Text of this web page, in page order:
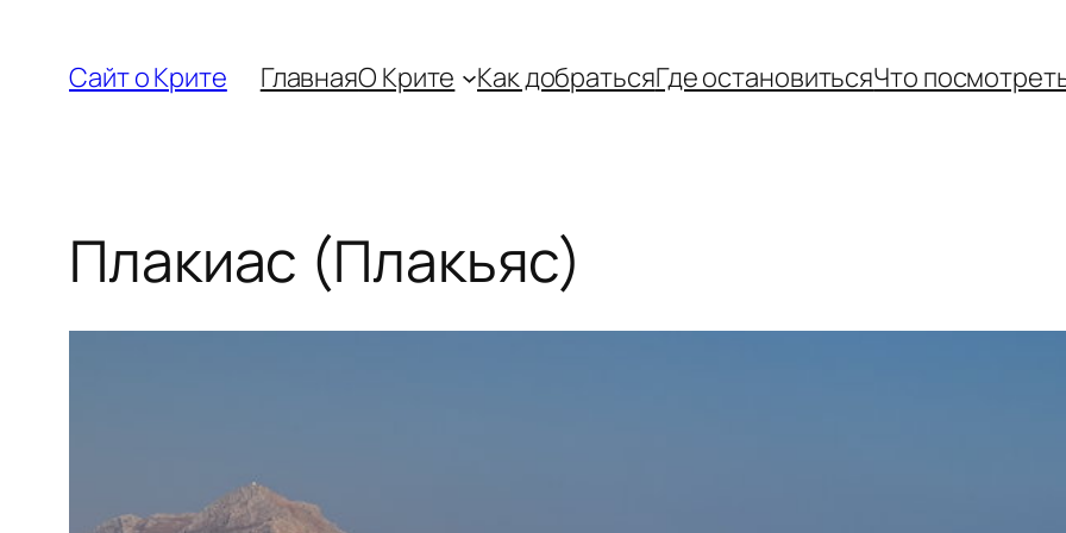
содержимому
Сайт о Крите ГлавнаяО Крите Как добратьсяГде остановитьсяЧто
Плакиас (Плакьяс)